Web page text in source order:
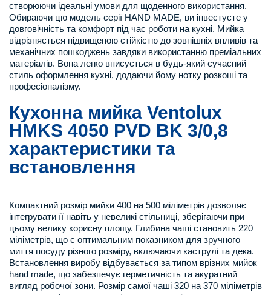
створюючи ідеальні умови для щоденного використання.
Обираючи цю модель серії HAND MADE, ви інвестуєте у
довговічність та комфорт під час роботи на кухні. Мийка
відрізняється підвищеною стійкістю до зовнішніх впливів та
механічних пошкоджень завдяки використанню преміальних
матеріалів. Вона легко вписується в будь-який сучасний
стиль оформлення кухні, додаючи йому нотку розкоші та
професіоналізму.
Кухонна мийка Ventolux
HMKS 4050 PVD BK 3/0,8
характеристики та
встановлення
Компактний розмір мийки 400 на 500 міліметрів дозволяє
інтегрувати її навіть у невеликі стільниці, зберігаючи при
цьому велику корисну площу. Глибина чаші становить 220
міліметрів, що є оптимальним показником для зручного
миття посуду різного розміру, включаючи каструлі та дека.
Встановлення виробу відбувається за типом врізних мийок
hand made, що забезпечує герметичність та акуратний
вигляд робочої зони. Розмір самої чаші 320 на 370 міліметрів